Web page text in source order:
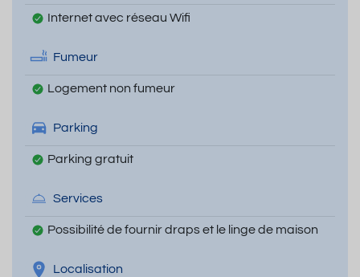
Internet avec réseau Wifi
Fumeur
Logement non fumeur
Parking
Parking gratuit
Services
Possibilité de fournir draps et le linge de maison
Localisation